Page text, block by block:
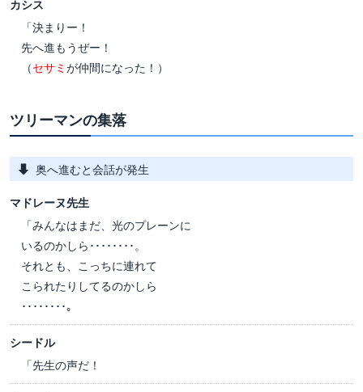
カシス
「決まりー！
先へ進もうぜー！
（セサミが仲間になった！）
ツリーマンの集落
奥へ進むと会話が発生
マドレーヌ先生
「みんなはまだ、光のプレーンに
いるのかしら････････。
それとも、こっちに連れて
こられたりしてるのかしら
････････。
シードル
「先生の声だ！